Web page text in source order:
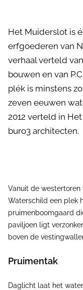
Het Muiderslot is
erfgoederen van
verhaal verteld
bouwen en van
plék is minstens
zeven eeuwen
2012 verteld in
buro3 architecten.
Vanuit de westertoren
Waterschild een plek
pruimenboomgaard
paviljoen ligt
boven de
Pruimentak
Daglicht laat het